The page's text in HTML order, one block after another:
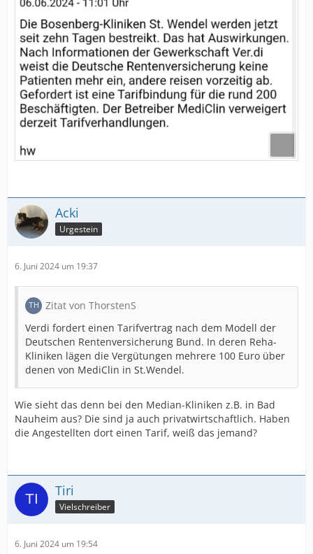
Acki
Urgestein
6. Juni 2024 um 19:37
Zitat von ThorstenS
Verdi fordert einen Tarifvertrag nach dem Modell der
Deutschen Rentenversicherung Bund. In deren Reha-
Kliniken lägen die Vergütungen mehrere 100 Euro über
denen von MediClin in St.Wendel.
Wie sieht das denn bei den Median-Kliniken z.B. in Bad
Nauheim aus? Die sind ja auch privatwirtschaftlich. Haben
die Angestellten dort einen Tarif, weiß das jemand?
Tiri
Vielschreiber
6. Juni 2024 um 19:54